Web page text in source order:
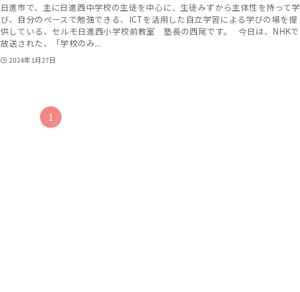
日進市で、主に日進西中学校の生徒を中心に、生徒みずから主体性を持って学
び、自分のペースで勉強できる、ICTを活用した自立学習による学びの場を提
供している、セルモ日進西小学校前教室 塾長の西尾です。 今日は、NHKで
放送された、「学校のみ...
2024年1月27日
1